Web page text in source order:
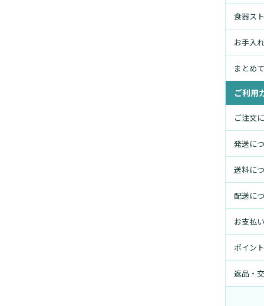
食器ス
お手入
まとめ
ご利用
ご注文
発送に
送料に
配送に
お支払
ポイン
返品・